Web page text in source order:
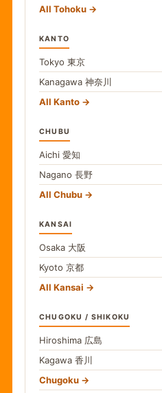
All Tohoku
KANTO
Tokyo 東京
Kanagawa 神奈川
All Kanto
CHUBU
Aichi 愛知
Nagano 長野
All Chubu
KANSAI
Osaka 大阪
Kyoto 京都
All Kansai
CHUGOKU / SHIKOKU
Hiroshima 広島
Kagawa 香川
Chugoku